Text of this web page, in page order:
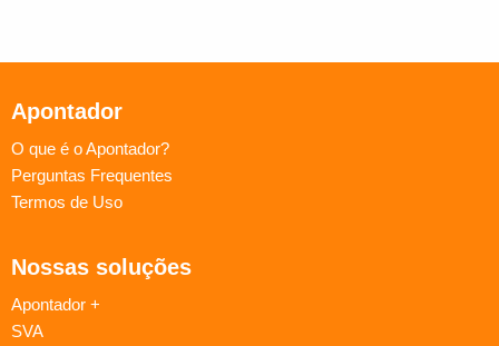
Apontador
O que é o Apontador?
Perguntas Frequentes
Termos de Uso
Nossas soluções
Apontador +
SVA